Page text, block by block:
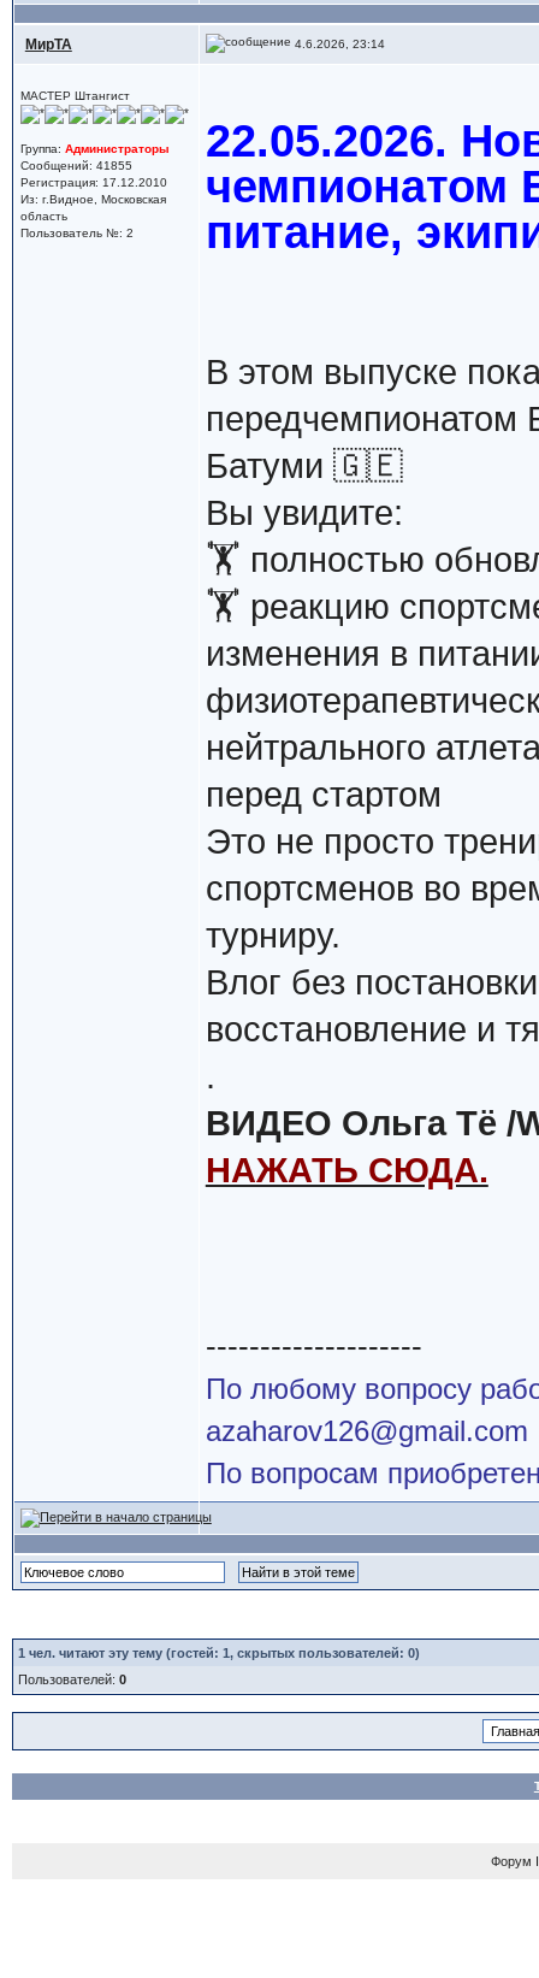
МирТА 4.6.2026, 23:14
МАСТЕР Штангист
Группа: Администраторы
Сообщений: 41855
Регистрация: 17.12.2010
Из: г.Видное, Московская
область
Пользователь №: 2
22.05.2026.
чемпионатом
питание,
В этом выпуске
передчемпионатом
Батуми 🇬🇪
Вы увидите:
🏋️ полностью
🏋️ реакцию
изменения в
нейтрального
перед стартом
Это не просто
спортсменов во
турниру.
Влог без
восстановление и
.
ВИДЕО Ольга Тё /
НАЖАТЬ СЮДА.
--------------------
По любому вопросу
azaharov126@gmail.com
По вопросам
1 чел. читают эту тему (гостей: 1, скрытых пользователей: 0)
Пользователей: 0
Форум